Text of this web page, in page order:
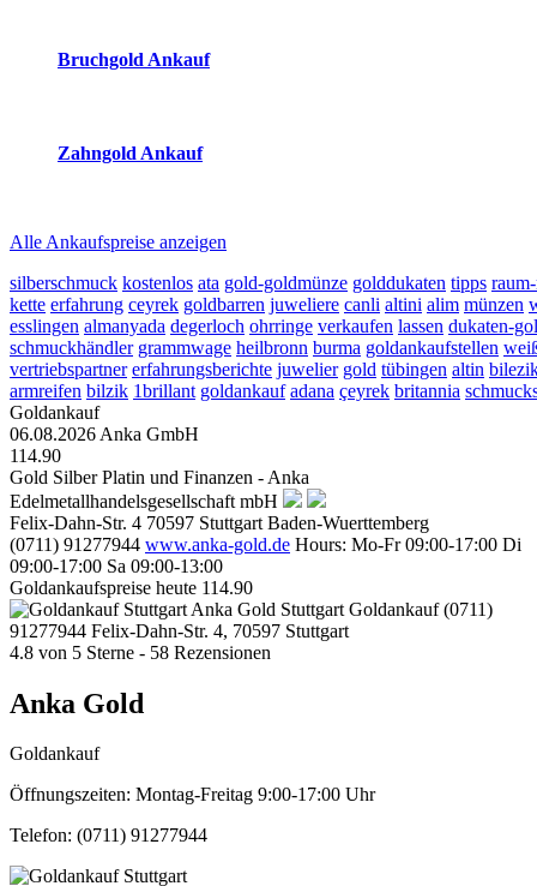
Bruchgold Ankauf
Zahngold Ankauf
Alle Ankaufspreise anzeigen
silberschmuck kostenlos ata gold-goldmünze golddukaten tipps
kette erfahrung ceyrek goldbarren juweliere canli altini alim münzen
esslingen almanyada degerloch ohrringe verkaufen lassen dukaten-
schmuckhändler grammwage heilbronn burma goldankaufstellen
vertriebspartner erfahrungsberichte juwelier gold tübingen altin
armreifen bilzik 1brillant goldankauf adana çeyrek britannia
Goldankauf
06.08.2026 Anka GmbH
114.90
Gold Silber Platin und Finanzen - Anka
Edelmetallhandelsgesellschaft mbH
Felix-Dahn-Str. 4 70597 Stuttgart Baden-Wuerttemberg
(0711) 91277944 www.anka-gold.de Hours: Mo-Fr 09:00-17:00 Di
09:00-17:00 Sa 09:00-13:00
Goldankaufspreise heute 114.90
Anka Gold Stuttgart Goldankauf (0711)
91277944 Felix-Dahn-Str. 4, 70597 Stuttgart
4.8 von 5 Sterne - 58 Rezensionen
Anka Gold
Goldankauf
Öffnungszeiten: Montag-Freitag 9:00-17:00 Uhr
Telefon: (0711) 91277944